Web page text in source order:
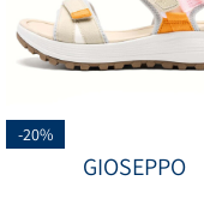
-20%
GIOSEPPO